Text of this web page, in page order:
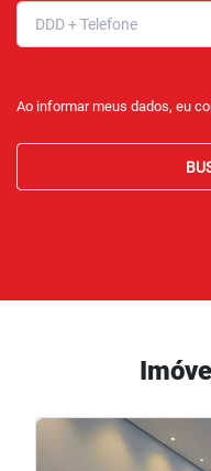
Ao informar meus dados, eu